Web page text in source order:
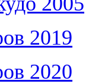
2019
2020